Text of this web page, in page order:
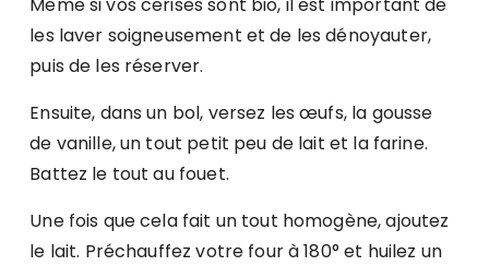
les laver soigneusement et de les dénoyauter,
puis de les réserver.
Ensuite, dans un bol, versez les œufs, la gousse
de vanille, un tout petit peu de lait et la farine.
Battez le tout au fouet.
Une fois que cela fait un tout homogène, ajoutez
le lait. Préchauffez votre four à 180° et huilez un